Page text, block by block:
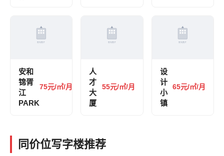
安和
锦胥
江
PARK
75元/㎡/月
人
才
大
厦
55元/㎡/月
设
计
小
镇
65元/㎡/月
同价位写字楼推荐